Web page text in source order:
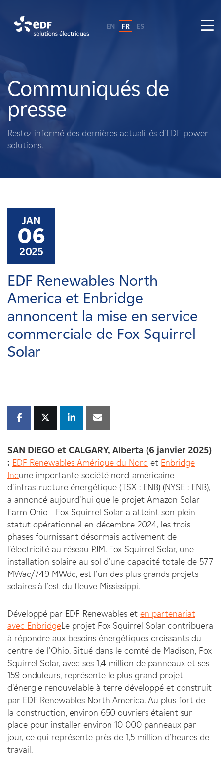
A propos de nous
Ce que nous faisons
Propriétaires fonciers
Carrières
Nouvelles
Contactez-nous
Affiliés
EN FR ES
Communiqués de
presse
Restez informé des dernières actualités d'EDF power
solutions.
JAN
06
2025
EDF Renewables North
America et Enbridge
annoncent la mise en service
commerciale de Fox Squirrel
Solar
SAN DIEGO et CALGARY, Alberta (6 janvier 2025)
: EDF Renewables Amérique du Nord et Enbridge
Incune importante société nord-américaine
d'infrastructure énergétique (TSX : ENB) (NYSE : ENB),
a annoncé aujourd'hui que le projet Amazon Solar
Farm Ohio - Fox Squirrel Solar a atteint son plein
statut opérationnel en décembre 2024, les trois
phases fournissant désormais activement de
l'électricité au réseau PJM. Fox Squirrel Solar, une
installation solaire au sol d'une capacité totale de 577
MWac/749 MWdc, est l'un des plus grands projets
solaires à l'est du fleuve Mississippi.
Développé par EDF Renewables et en partenariat
avec EnbridgeLe projet Fox Squirrel Solar contribuera
à répondre aux besoins énergétiques croissants du
centre de l'Ohio. Situé dans le comté de Madison, Fox
Squirrel Solar, avec ses 1,4 million de panneaux et ses
159 onduleurs, représente le plus grand projet
d'énergie renouvelable à terre développé et construit
par EDF Renewables North America. Au plus fort de
la construction, environ 650 ouvriers étaient sur
place pour installer environ 10 000 panneaux par
jour, ce qui représente près de 1,5 million d'heures de
travail.